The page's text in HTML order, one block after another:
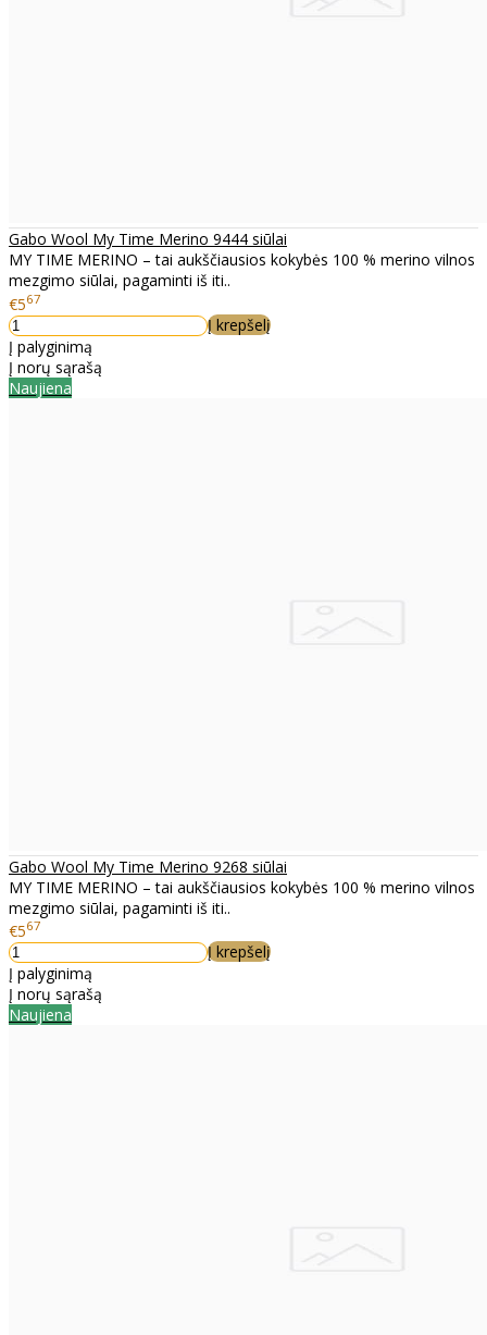
Gabo Wool My Time Merino 9444 siūlai
MY TIME MERINO – tai aukščiausios kokybės 100 % merino vilnos
mezgimo siūlai, pagaminti iš iti..
€567
Į krepšelį
Į palyginimą
Į norų sąrašą
Naujiena
Gabo Wool My Time Merino 9268 siūlai
MY TIME MERINO – tai aukščiausios kokybės 100 % merino vilnos
mezgimo siūlai, pagaminti iš iti..
€567
Į krepšelį
Į palyginimą
Į norų sąrašą
Naujiena